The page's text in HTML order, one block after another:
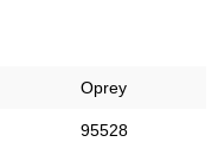
Oprey
95528